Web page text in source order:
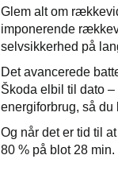
Glem alt om
imponerende
selvsikkerhed på
Det avancerede
Škoda elbil til dato
energiforbrug, så
Og når det er tid til
80 % på blot 28